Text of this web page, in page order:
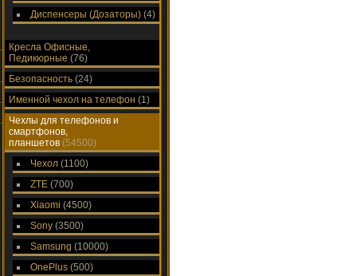
Диспенсеры (Дозаторы) (4)
Кресла Офисные,
Педикюрные (76)
Безопасность (24)
Именной чехол на телефон (1)
Чехлы для телефонов и
смартфонов,
планшетов (54500)
Чехол (1100)
ZTE (700)
Xiaomi (4500)
Sony (3500)
Samsung (10000)
OnePlus (500)